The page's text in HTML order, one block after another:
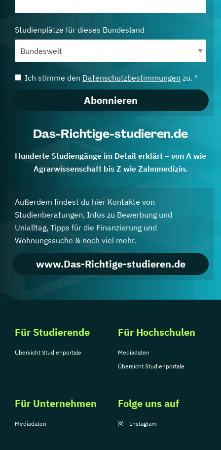
Studienplätze für dieses Bundesland
Ich stimme den Datenschutzbestimmungen zu. *
Abonnieren
Das-Richtige-studieren.de
Hunderte Studiengänge im Detail erklärt – von A wie
Agrarwissenschaft bis Z wie Zahnmedizin.
Außerdem findest du hier Kontakte von
Studienberatungen, Infos zu Bewerbung und
Unialltag, Tipps für die Finanzierung und
Wohnungssuche & noch viel mehr.
www.Das-Richtige-studieren.de
Für Studierende
Übersicht Studienportale
Für Hochschulen
Mediadaten
Übersicht Studienportale
Für Unternehmen
Mediadaten
Folge uns auf
Instagram